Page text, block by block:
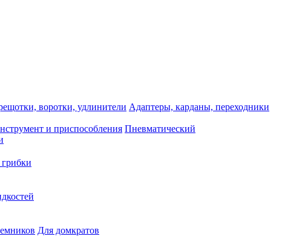
воротки, удлинители Адаптеры, карданы, переходники
и приспособления Пневматический
Для домкратов